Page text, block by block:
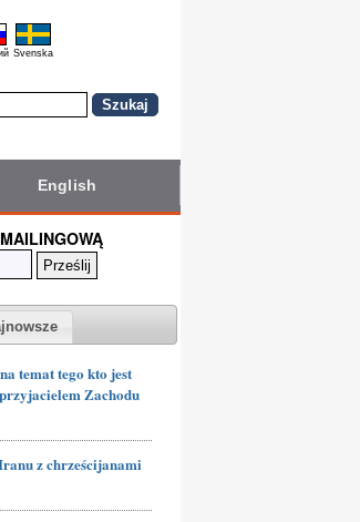
Svenska
English
temat tego kto jest
Zachodu
z chrześcijanami